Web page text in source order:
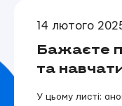
14 лютого
Бажаєте
та
У цьому листі: